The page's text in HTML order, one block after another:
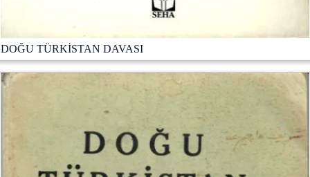
DOĞU TÜRKİSTAN DAVASI